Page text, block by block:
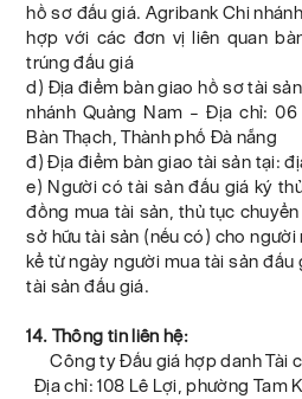
hồ sơ đấu giá. Agribank Chi
hợp với các đơn vị liên quan
trúng đấu giá
d) Địa điểm bàn giao hồ sơ tài
nhánh Quảng Nam – Địa chỉ:
Bàn Thạch, Thành phố Đà nẵng
đ) Địa điểm bàn giao tài sản tại:
e) Người có tài sản đấu giá ký
đồng mua tài sản, thủ tục
sở hữu tài sản (nếu có) cho
kể từ ngày người mua tài sản
tài sản đấu giá.
14. Thông tin liên hệ:
Công ty Đấu giá hợp danh Tài
Địa chỉ: 108 Lê Lợi, phường Tam